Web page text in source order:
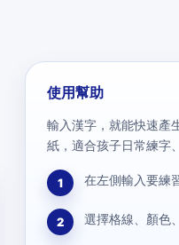
使用幫助
輸入漢字，就能快速產
紙，適合孩子日常練字
1 在左側輸入要練
2 選擇格線、顏色